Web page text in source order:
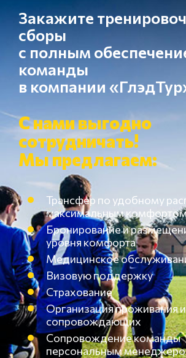
Закажите
сборы
с полным
команды
в компании
С нами выгодно
сотрудничать!
Мы предлагаем:
Трансфер по удобному
максимальным
Бронирование и
уровня комфорта
Медицинское
Визовую поддержку
Страхование
Организация проживания
сопровождающих
Сопровождение команды
персональным